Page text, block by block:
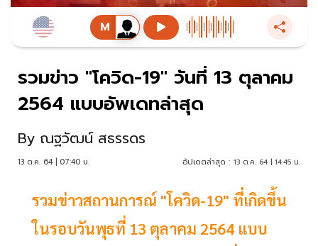
รวมข่าว "โควิด-19" วันที่ 13 ตุลาคม
2564 แบบอัพเดทล่าสุด
By ณฐวัฒน์ สธรรดร
13 ต.ค. 64 | 07:40 น. อัปเดตล่าสุด : 13 ต.ค. 64 | 14:45 น.
รวมข่าวสถานการณ์ "โควิด-19" ที่เกิดขึ้น
ในรอบวันพุธที่ 13 ตุลาคม 2564 แบบ